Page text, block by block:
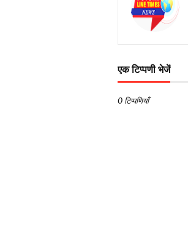
एक टिप्पणी भेजें
0 टिप्पणियाँ